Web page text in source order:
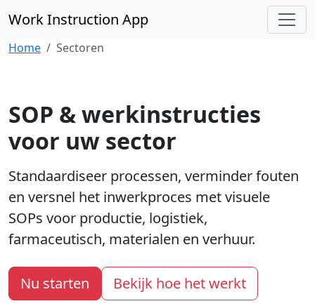
Work Instruction App
Home Sectoren
SOP & werkinstructies
voor uw sector
Standaardiseer processen, verminder fouten
en versnel het inwerkproces met visuele
SOPs voor productie, logistiek,
farmaceutisch, materialen en verhuur.
Nu starten Bekijk hoe het werkt